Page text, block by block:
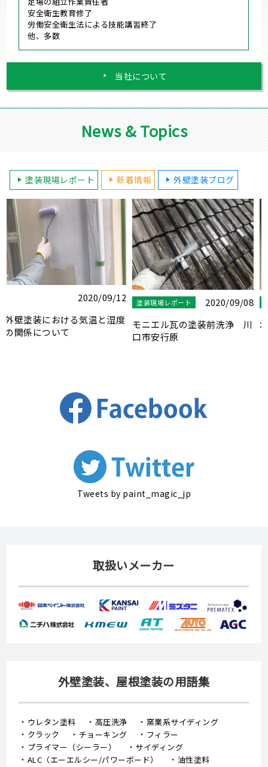
安全衛生教育修了
労働安全衛生法による技能講習終了
他、多数
当社について
News & Topics
塗装現場レポート 新着情報 外壁塗装ブログ
2024/11/08
木枠サッシの塗装
塗装現場レポート
2020/10/15
現場巡回自転車２号！
Tyrell（タイレル） ミニベ
Tweets by paint_magic_jp
取扱いメーカー
外壁塗装、屋根塗装の用語集
ウレタン塗料 高圧洗浄
窯業系サイディング
クラック
チョーキング
フィラー
プライマー（シーラー）
サイディング
ALC（エーエルシー/パワーボード）
油性塗料